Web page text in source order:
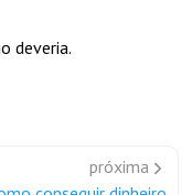
deveria.
próxima